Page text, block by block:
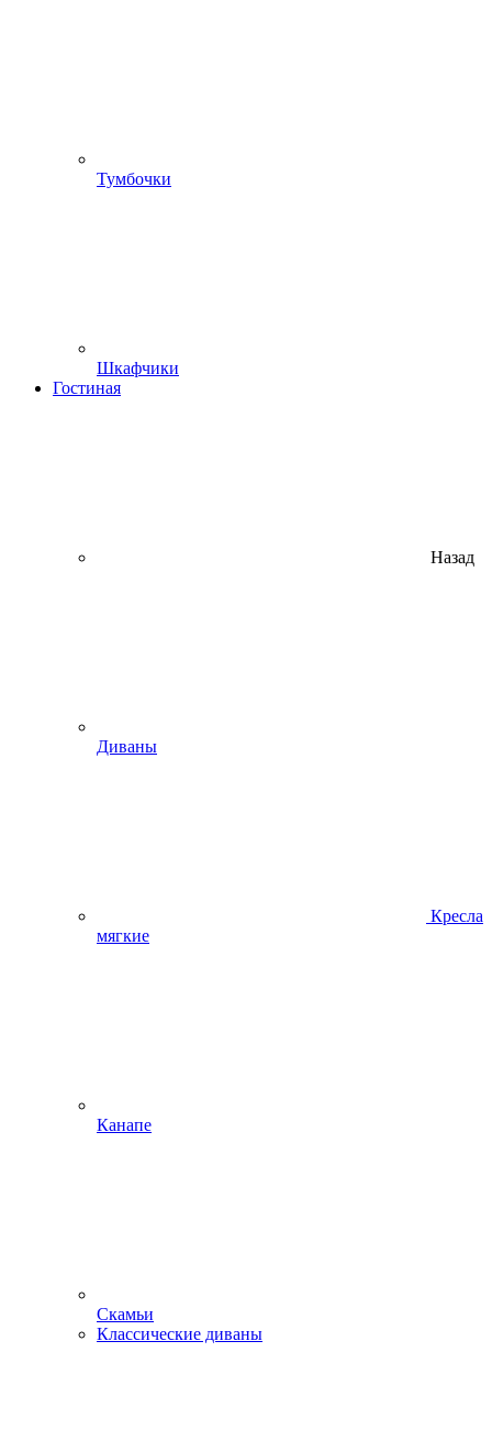
Тумбочки
Шкафчики
Гостиная
Назад
Диваны
Кресла
мягкие
Канапе
Скамьи
Классические диваны